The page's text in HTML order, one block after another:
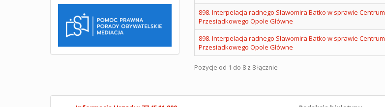
898. Interpelacja radnego Sławomira Batko w sprawie Centrum
Przesiadkowego Opole Główne
898. Interpelacja radnego Sławomira Batko w sprawie Centrum
Przesiadkowego Opole Główne
Pozycje od 1 do 8 z 8 łącznie